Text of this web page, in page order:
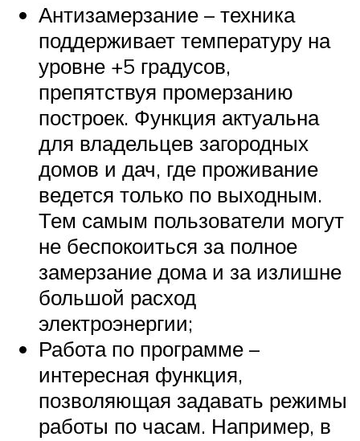
Антизамерзание – техника
поддерживает температуру на
уровне +5 градусов,
препятствуя промерзанию
построек. Функция актуальна
для владельцев загородных
домов и дач, где проживание
ведется только по выходным.
Тем самым пользователи могут
не беспокоиться за полное
замерзание дома и за излишне
большой расход
электроэнергии;
Работа по программе –
интересная функция,
позволяющая задавать режимы
работы по часам. Например, в